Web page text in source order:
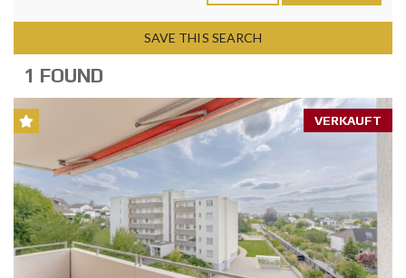
SAVE THIS SEARCH
1 FOUND
VERKAUFT